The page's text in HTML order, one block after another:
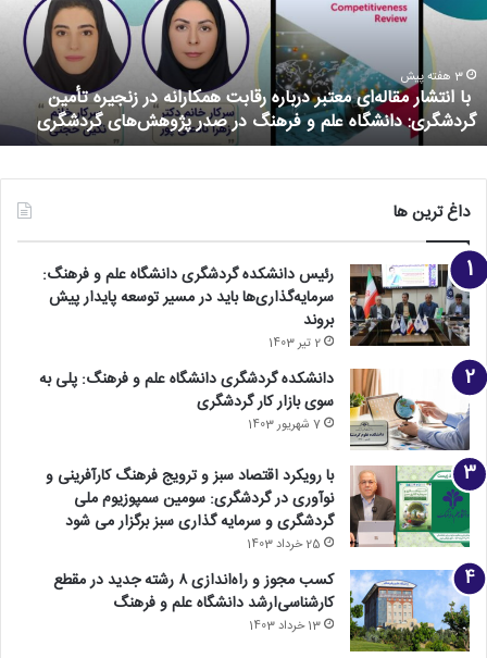
3 هفته پیش
با انتشار مقاله‌ای معتبر درباره رقابت همکارانه در زنجیره تأمین
گردشگری: دانشگاه علم و فرهنگ در صدر پژوهش‌های گردشگری
داغ ترین ها
رئیس دانشکده گردشگری دانشگاه علم و فرهنگ:
سرمایه‌گذاری‌ها باید در مسیر توسعه پایدار پیش
بروند
2 تیر 1403
دانشکده گردشگری دانشگاه علم و فرهنگ: پلی به
سوی بازار کار گردشگری
7 شهریور 1403
با رویکرد اقتصاد سبز و ترویج فرهنگ کارآفرینی و‌
نوآوری در گردشگری: سومین سمپوزیوم ملی
گردشگری و سرمایه گذاری سبز برگزار می شود
25 خرداد 1403
کسب مجوز و راه‌اندازی ۸ رشته جدید در مقطع
کارشناسی‌ارشد دانشگاه علم و فرهنگ
13 خرداد 1403